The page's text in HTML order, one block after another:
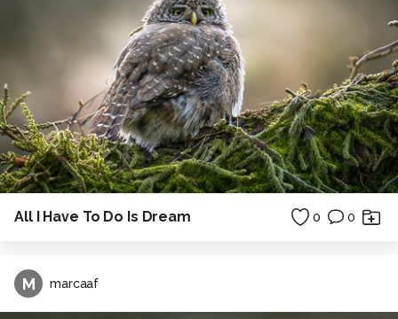
All I Have To Do Is Dream 0 0
M marcaaf